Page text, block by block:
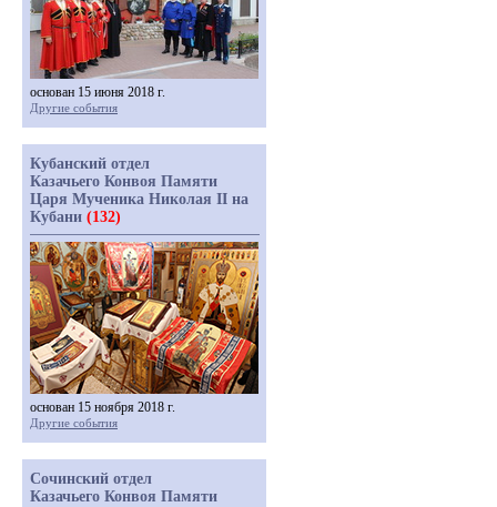
основан 15 июня 2018 г.
Другие события
Кубанский отдел
Казачьего Конвоя Памяти
Царя Мученика Николая II на
Кубани (132)
основан 15 ноября 2018 г.
Другие события
Сочинский отдел
Казачьего Конвоя Памяти